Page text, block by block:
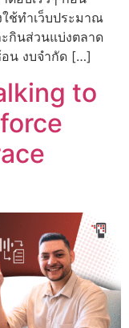
ช้ทำเว็บประมาณ
ะกินส่วนแบ่งตลาด
น งบจำกัด […]
to